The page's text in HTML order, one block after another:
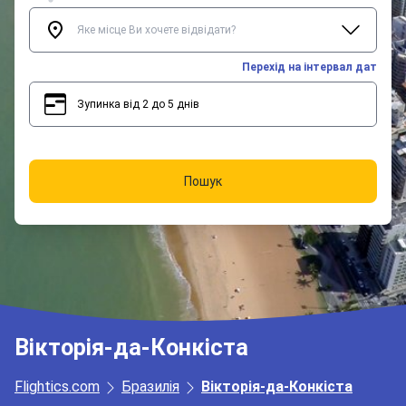
Перехід на інтервал дат
Зупинка від 2 до 5 днів
Пошук
Вікторія-да-Конкіста
Flightics.com Бразилія Вікторія-да-Конкіста